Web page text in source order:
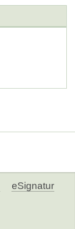
eSignatur